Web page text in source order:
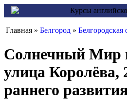
Главная » Белгород » Белгородская
Солнечный Мир
улица Королёва,
раннего